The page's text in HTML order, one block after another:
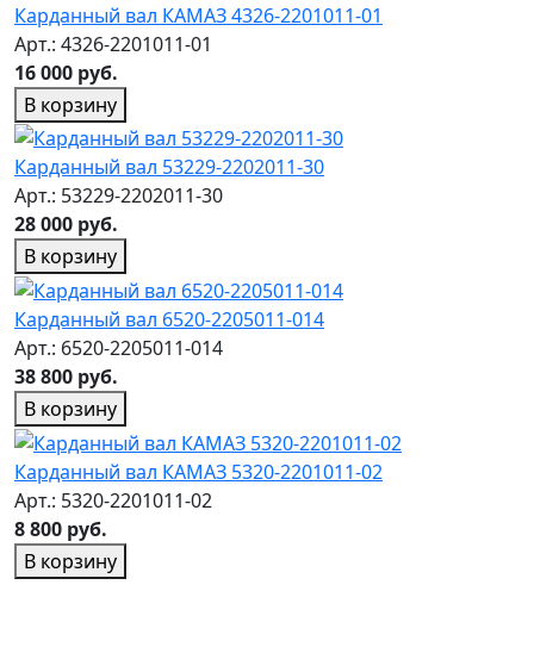
Карданный вал КАМАЗ 4326-2201011-01
Арт.: 4326-2201011-01
16 000 руб.
В корзину
Карданный вал 53229-2202011-30
Арт.: 53229-2202011-30
28 000 руб.
В корзину
Карданный вал 6520-2205011-014
Арт.: 6520-2205011-014
38 800 руб.
В корзину
Карданный вал КАМАЗ 5320-2201011-02
Арт.: 5320-2201011-02
8 800 руб.
В корзину